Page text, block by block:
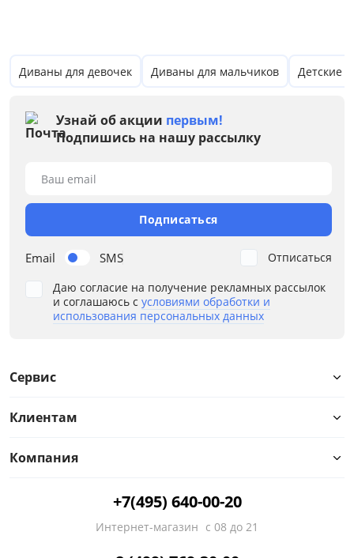
Жесткость
Конфигурация
Назначение
Ортопедическое основание
Стиль
Тип спального места
Количество посадочных мест
Высокие ножки
Диваны для девочек Диваны для мальчиков Детские
Узнай об акции первым!
Подпишись на нашу рассылку
Email SMS
Ваш email
Подписаться
Даю согласие на получение рекламных рассылок
и соглашаюсь с условиями обработки и
использования персональных данных
Отписаться
Сервис
Клиентам
Компания
+7(495) 640-00-20
Интернет-магазин с 08 до 21